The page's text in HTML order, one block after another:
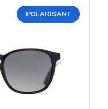
POLARISANT